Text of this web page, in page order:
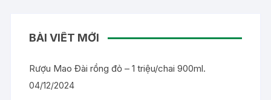
BÀI VIẾT MỚI
Rượu Mao Đài rồng đỏ – 1 triệu/chai 900ml.
04/12/2024